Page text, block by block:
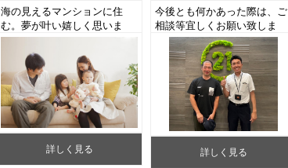
海の見えるマンションに住
む。夢が叶い嬉しく思いま
す。（藤沢市S様 中古マン
ションご購入）
詳しく見る
今後とも何かあった際は、ご
相談等宜しくお願い致しま
す。（藤沢市K様 中古マン
ションご成約）
詳しく見る